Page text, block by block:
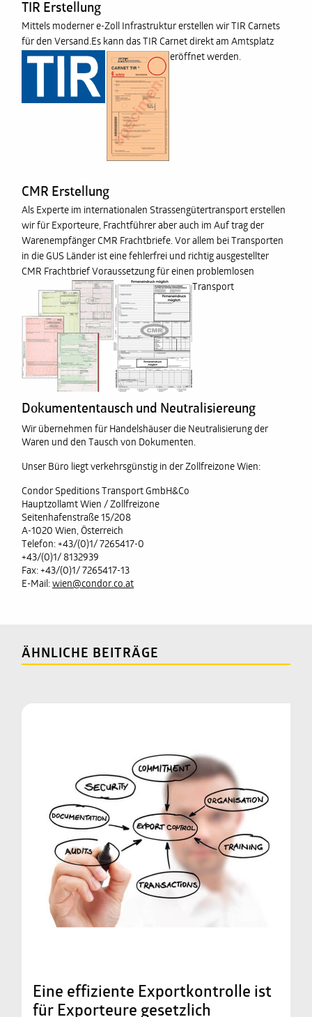
TIR Erstellung
Mittels moderner e-Zoll Infrastruktur erstellen wir TIR Carnets
für den Versand.Es kann das TIR Carnet direkt am Amtsplatz
eröffnet werden.
CMR Erstellung
Als Experte im internationalen Strassengütertransport erstellen
wir für Exporteure, Frachtführer aber auch im Auf trag der
Warenempfänger CMR Frachtbriefe. Vor allem bei Transporten
in die GUS Länder ist eine fehlerfrei und richtig ausgestellter
CMR Frachtbrief Voraussetzung für einen problemlosen
Transport
Dokumententausch und Neutralisiereung
Wir übernehmen für Handelshäuser die Neutralisierung der
Waren und den Tausch von Dokumenten.
Unser Büro liegt verkehrsgünstig in der Zollfreizone Wien:
Condor Speditions Transport GmbH&Co
Hauptzollamt Wien / Zollfreizone
Seitenhafenstraße 15/208
A-1020 Wien, Österreich
Telefon: +43/(0)1/ 7265417-0
+43/(0)1/ 8132939
Fax: +43/(0)1/ 7265417-13
E-Mail: wien@condor.co.at
ÄHNLICHE BEITRÄGE
Eine effiziente Exportkontrolle ist
für Exporteure gesetzlich